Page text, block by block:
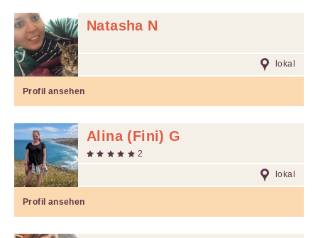
Natasha N
lokal
Profil ansehen
Alina (Fini) G
2
lokal
Profil ansehen